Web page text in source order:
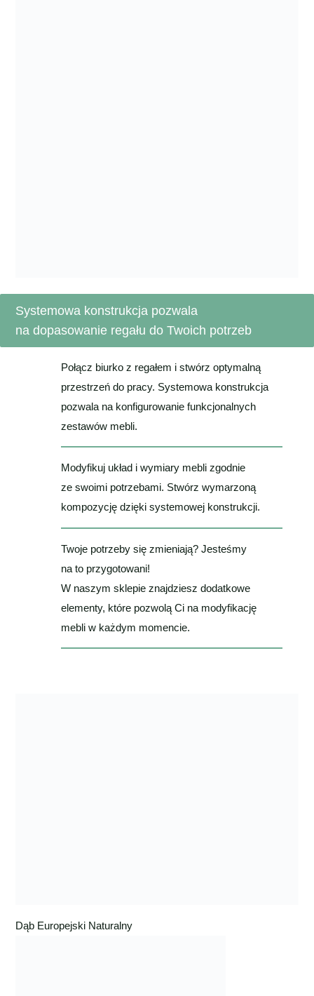
Systemowa konstrukcja pozwala
na dopasowanie regału do Twoich potrzeb
Połącz biurko z regałem i stwórz optymalną
przestrzeń do pracy. Systemowa konstrukcja
pozwala na konfigurowanie funkcjonalnych
zestawów mebli.
Modyfikuj układ i wymiary mebli zgodnie
ze swoimi potrzebami. Stwórz wymarzoną
kompozycję dzięki systemowej konstrukcji.
Twoje potrzeby się zmieniają? Jesteśmy
na to przygotowani!
W naszym sklepie znajdziesz dodatkowe
elementy, które pozwolą Ci na modyfikację
mebli w każdym momencie.
Dąb Europejski Naturalny